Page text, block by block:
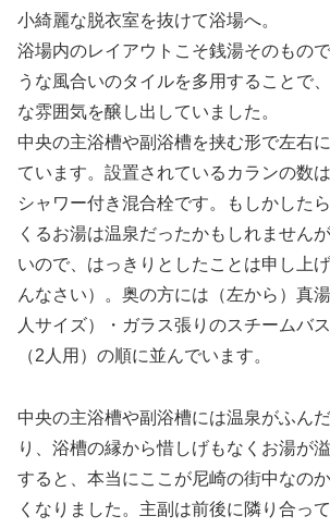
小綺麗な脱衣室を抜けて浴場へ。
浴場内のレイアウトこそ銭湯そのもの
うな風合いのタイルを多用することで
な雰囲気を醸し出していました。
中央の主浴槽や副浴槽を挟む形で左右
ています。設置されているカランの数
シャワー付き混合栓です。もしかした
くるお湯は温泉だったかもしれません
いので、はっきりとしたことは申し上
んなさい）。奥の方には（左から）真
人サイズ）・ガラス張りのスチームバ
（2人用）の順に並んでいます。
中央の主浴槽や副浴槽には温泉がふん
り、浴槽の縁から惜しげもなくお湯が
すると、本当にここが尼崎の街中なの
くなりました。主副は前後に隣り合っ